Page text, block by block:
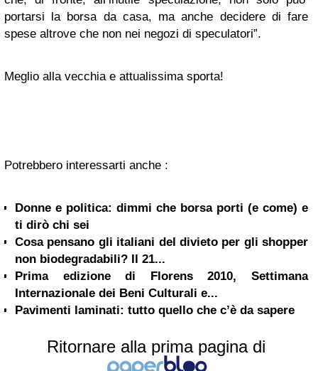
portarsi la borsa da casa, ma anche decidere di fare
spese altrove che non nei negozi di speculatori”.
Meglio alla vecchia e attualissima sporta!
Potrebbero interessarti anche :
Donne e politica: dimmi che borsa porti (e come) e
ti dirò chi sei
Cosa pensano gli italiani del divieto per gli shopper
non biodegradabili? Il 21...
Prima edizione di Florens 2010, Settimana
Internazionale dei Beni Culturali e...
Pavimenti laminati: tutto quello che c’è da sapere
Ritornare alla prima pagina di